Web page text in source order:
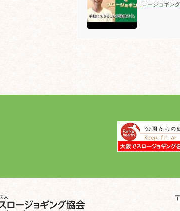
ロージョギン